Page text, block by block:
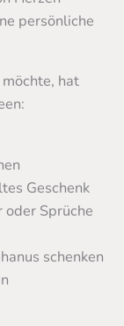
persönliche
hat
Geschenk
Sprüche
schenken